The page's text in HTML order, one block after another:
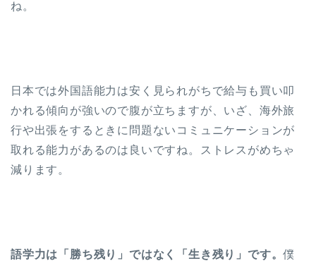
ね。
日本では外国語能力は安く見られがちで給与も買い叩
かれる傾向が強いので腹が立ちますが、いざ、海外旅
行や出張をするときに問題ないコミュニケーションが
取れる能力があるのは良いですね。ストレスがめちゃ
減ります。
語学力は「勝ち残り」ではなく「生き残り」です。僕